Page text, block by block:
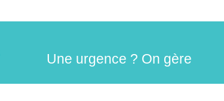
Une urgence ? On gère